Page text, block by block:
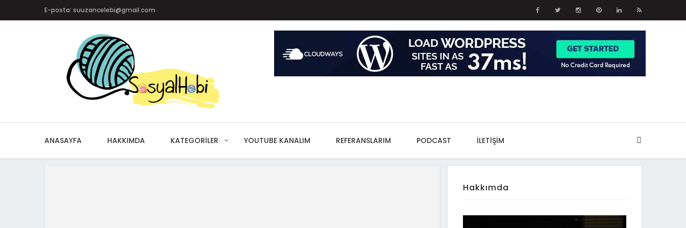
E-posta: suuzancelebi@gmail.com
ANASAYFA HAKKIMDA KATEGORILER YOUTUBE KANALIM REFERANSLARIM PODCAST İLETIŞIM
Hakkımda